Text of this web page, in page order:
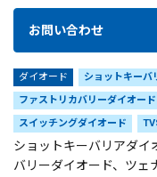
お問い合わせ
ダイオード ショットキーバ
ファストリカバリーダイオード
スイッチングダイオード
ショットキーバリアダイ
バリーダイオード、ツェ